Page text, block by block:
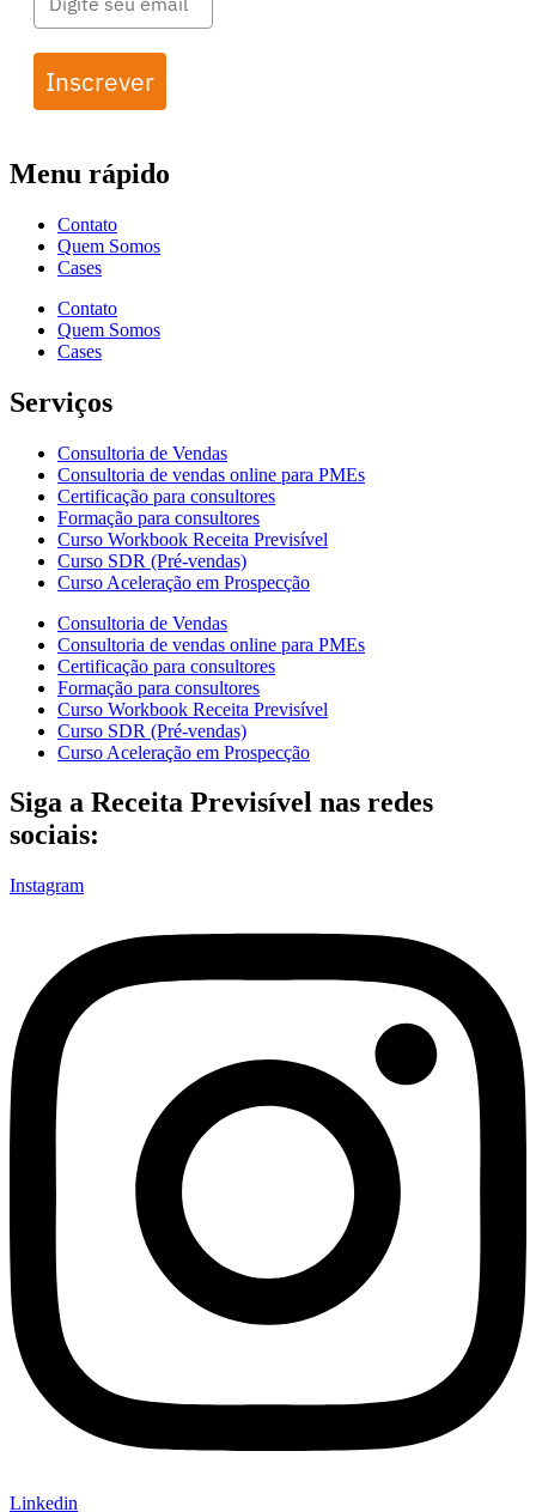
Inscrever
Menu rápido
Contato
Quem Somos
Cases
Contato
Quem Somos
Cases
Serviços
Consultoria de Vendas
Consultoria de vendas online para PMEs
Certificação para consultores
Formação para consultores
Curso Workbook Receita Previsível
Curso SDR (Pré-vendas)
Curso Aceleração em Prospecção
Consultoria de Vendas
Consultoria de vendas online para PMEs
Certificação para consultores
Formação para consultores
Curso Workbook Receita Previsível
Curso SDR (Pré-vendas)
Curso Aceleração em Prospecção
Siga a Receita Previsível nas redes
sociais:
Instagram
Linkedin